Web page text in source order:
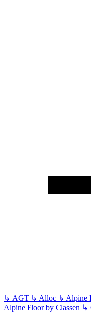
↳ AGT ↳ Alloc ↳ Alpine
Alpine Floor by Classen ↳